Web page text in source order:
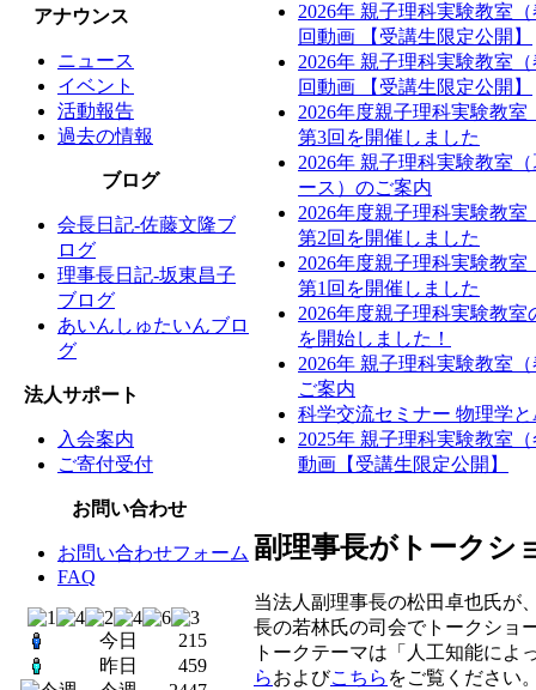
アナウンス
ニュース
イベント
活動報告
過去の情報
ブログ
会長日記-佐藤文隆ブ
ログ
理事長日記-坂東昌子
ブログ
あいんしゅたいんブロ
グ
法人サポート
入会案内
ご寄付受付
お問い合わせ
お問い合わせフォーム
FAQ
今日
215
昨日
459
2026年 親子理科実験教室
回動画 【受講生限定公開】
2026年 親子理科実験教室
回動画 【受講生限定公開】
2026年度親子理科実験教室
第3回を開催しました
2026年 親子理科実験教室
ース）のご案内
2026年度親子理科実験教室
第2回を開催しました
2026年度親子理科実験教室
第1回を開催しました
2026年度親子理科実験教室
を開始しました！
2026年 親子理科実験教室
ご案内
科学交流セミナー 物理学
2025年 親子理科実験教室
動画【受講生限定公開】
副理事長がトークシ
当法人副理事長の松田卓也氏が
長の若林氏の司会でトークショ
トークテーマは「人工知能によ
らおよびこちら をご覧ください